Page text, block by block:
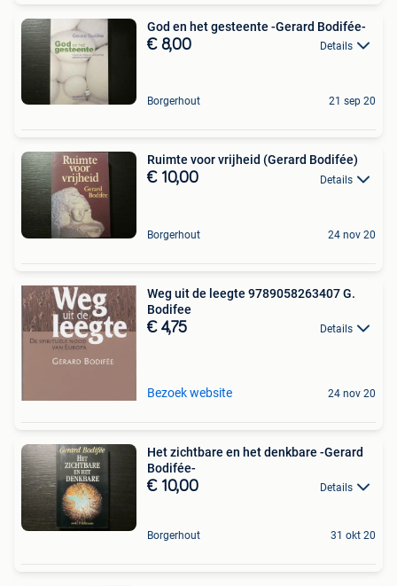
God en het gesteente -Gerard Bodifée-
€ 8,00 Details
Borgerhout 21 sep 20
Ruimte voor vrijheid (Gerard Bodifée)
€ 10,00 Details
Borgerhout 24 nov 20
Weg uit de leegte 9789058263407 G.
Bodifee
€ 4,75 Details
Bezoek website 24 nov 20
Het zichtbare en het denkbare -Gerard
Bodifée-
€ 10,00 Details
Borgerhout 31 okt 20